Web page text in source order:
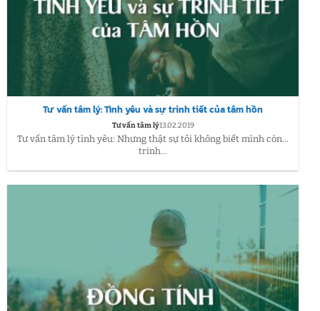
Tư vấn tâm lý: Tình yêu và sự trinh tiết của tâm hồn
Tư vấn tâm lý13.02.2019
Tư vấn tâm lý tình yêu: Nhưng thật sự tôi không biết mình còn…
trinh...